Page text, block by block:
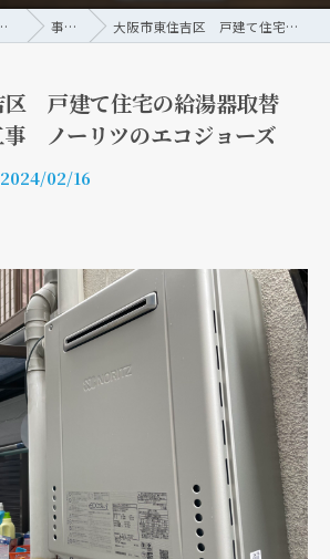
なら株式会社トーシン 事例/ブログ 大阪市東住吉区 戸建て住宅の給湯器取替リフォーム工事 ノーリツのエコジョーズ
区 戸建て住宅の給湯器取替
事 ノーリツのエコジョーズ
2024/02/16